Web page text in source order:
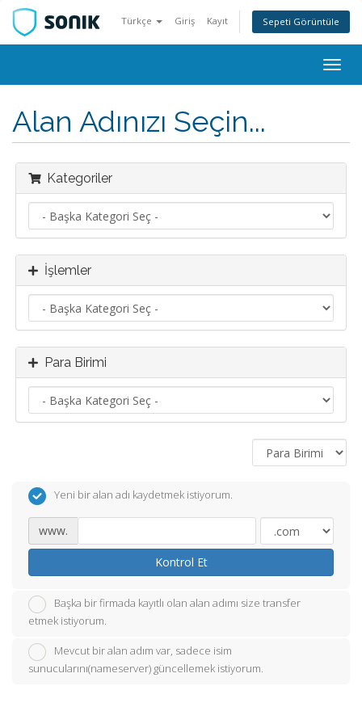
Türkçe Giriş Kayıt Sepeti Görüntüle
Alan Adınızı Seçin...
Kategoriler
İşlemler
Para Birimi
Yeni bir alan adı kaydetmek istiyorum.
www.
Kontrol Et
Başka bir firmada kayıtlı olan alan adımı size transfer
etmek istiyorum.
Mevcut bir alan adım var, sadece isim
sunucularını(nameserver) güncellemek istiyorum.